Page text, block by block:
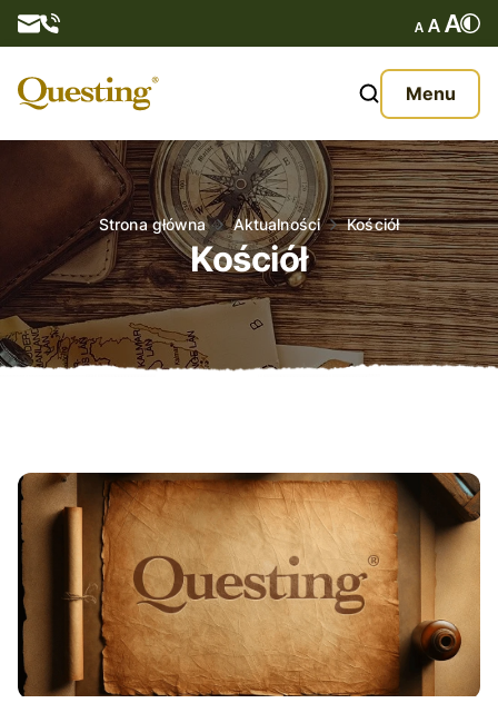
Menu
O nas
Oferta
Aktualności
Kontakt
Strona główna Aktualności Kościół
Kościół